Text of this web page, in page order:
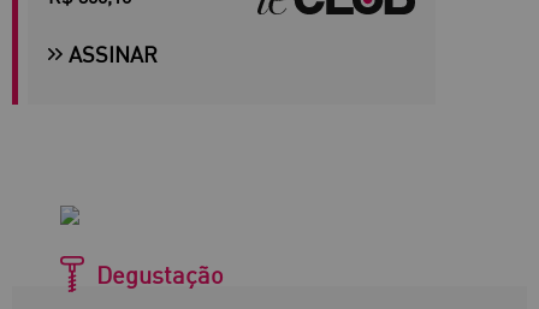
ASSINAR
Degustação